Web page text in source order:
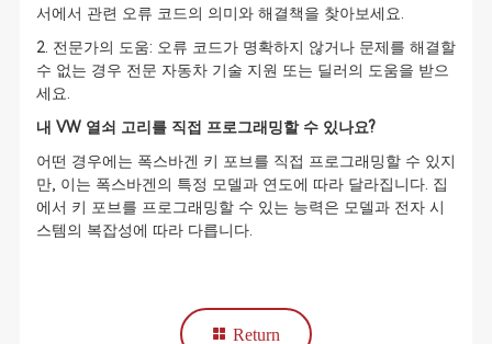
서에서 관련 오류 코드의 의미와 해결책을 찾아보세요.
2. 전문가의 도움: 오류 코드가 명확하지 않거나 문제를 해결할
수 없는 경우 전문 자동차 기술 지원 또는 딜러의 도움을 받으
세요.
내 VW 열쇠 고리를 직접 프로그래밍할 수 있나요?
어떤 경우에는 폭스바겐 키 포브를 직접 프로그래밍할 수 있지
만, 이는 폭스바겐의 특정 모델과 연도에 따라 달라집니다. 집
에서 키 포브를 프로그래밍할 수 있는 능력은 모델과 전자 시
스템의 복잡성에 따라 다릅니다.
Return